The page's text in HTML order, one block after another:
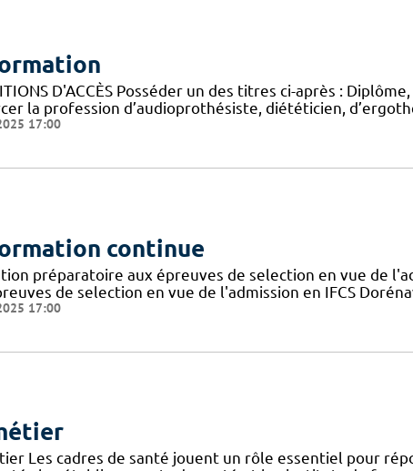
D'ACCÈS Posséder un des titres ci-après :
la profession d’audioprothésiste, diététicien,
17:00
continue
préparatoire aux épreuves de selection en vue de
de selection en vue de l'admission en IFCS
17:00
Les cadres de santé jouent un rôle essentiel pour